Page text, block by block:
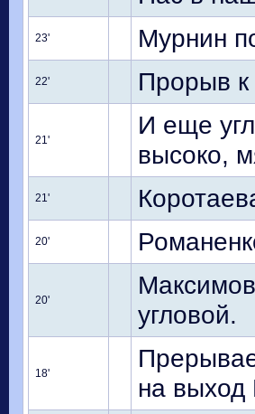
23' Мурнин
22' Прорыв
21'
И еще
высоко,
21'
20'
20'
угловой.
18'
на выход